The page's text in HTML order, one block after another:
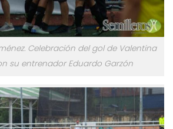
Celebración del gol de Valentina
su entrenador Eduardo Garzón